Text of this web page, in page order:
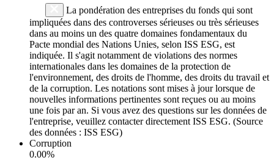
La pondération des entreprises du fonds qui sont
impliquées dans des controverses sérieuses ou très sérieuses
dans au moins un des quatre domaines fondamentaux du
Pacte mondial des Nations Unies, selon ISS ESG, est
indiquée. Il s'agit notamment de violations des normes
internationales dans les domaines de la protection de
l'environnement, des droits de l'homme, des droits du travail et
de la corruption. Les notations sont mises à jour lorsque de
nouvelles informations pertinentes sont reçues ou au moins
une fois par an. Si vous avez des questions sur les données de
l'entreprise, veuillez contacter directement ISS ESG. (Source
des données : ISS ESG)
Corruption
0.00%